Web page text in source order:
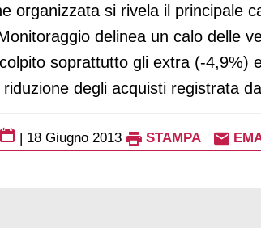
organizzata si rivela il principale
delinea un calo delle
soprattutto gli extra (-4,9%)
degli acquisti registrata
| 18 Giugno 2013 STAMPA
Surgelati: sostanziale tenuta dei